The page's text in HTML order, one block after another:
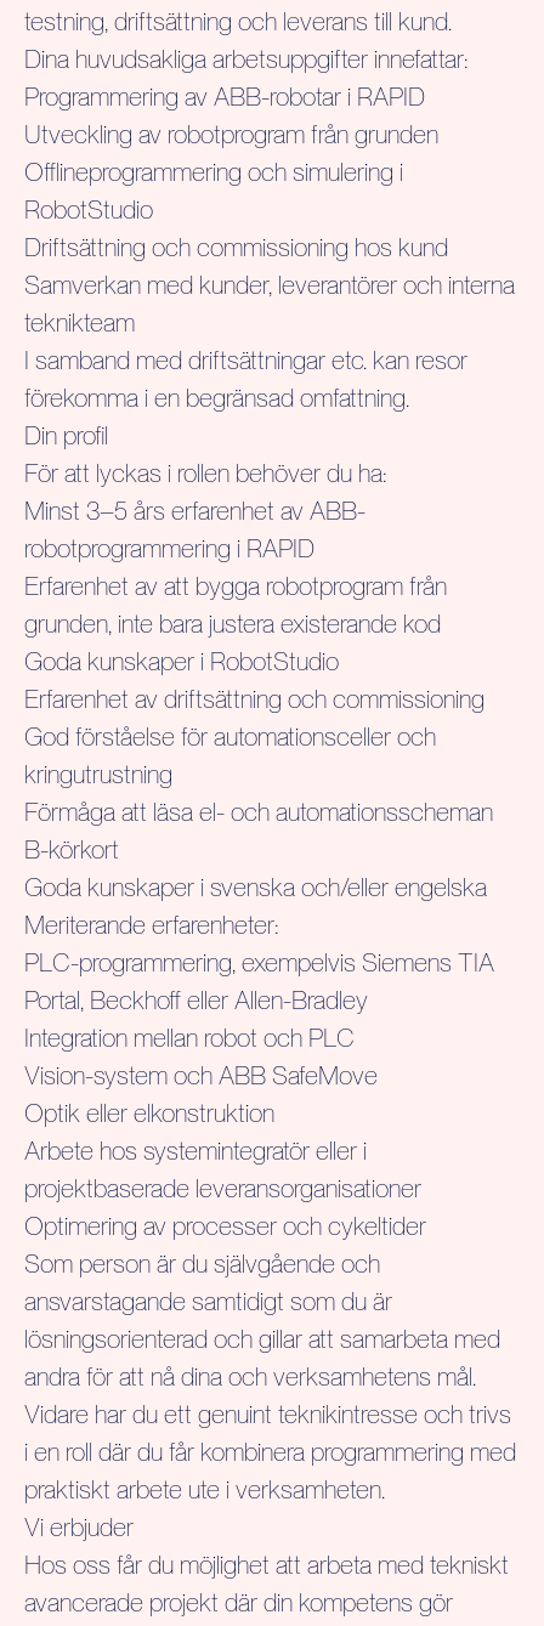
testning, driftsättning och leverans till kund.
Dina huvudsakliga arbetsuppgifter innefattar:
Programmering av ABB-robotar i RAPID
Utveckling av robotprogram från grunden
Offlineprogrammering och simulering i
RobotStudio
Driftsättning och commissioning hos kund
Samverkan med kunder, leverantörer och interna
teknikteam
I samband med driftsättningar etc. kan resor
förekomma i en begränsad omfattning.
Din profil
För att lyckas i rollen behöver du ha:
Minst 3–5 års erfarenhet av ABB-
robotprogrammering i RAPID
Erfarenhet av att bygga robotprogram från
grunden, inte bara justera existerande kod
Goda kunskaper i RobotStudio
Erfarenhet av driftsättning och commissioning
God förståelse för automationsceller och
kringutrustning
Förmåga att läsa el- och automationsscheman
B-körkort
Goda kunskaper i svenska och/eller engelska
Meriterande erfarenheter:
PLC-programmering, exempelvis Siemens TIA
Portal, Beckhoff eller Allen-Bradley
Integration mellan robot och PLC
Vision-system och ABB SafeMove
Optik eller elkonstruktion
Arbete hos systemintegratör eller i
projektbaserade leveransorganisationer
Optimering av processer och cykeltider
Som person är du självgående och
ansvarstagande samtidigt som du är
lösningsorienterad och gillar att samarbeta med
andra för att nå dina och verksamhetens mål.
Vidare har du ett genuint teknikintresse och trivs
i en roll där du får kombinera programmering med
praktiskt arbete ute i verksamheten.
Vi erbjuder
Hos oss får du möjlighet att arbeta med tekniskt
avancerade projekt där din kompetens gör